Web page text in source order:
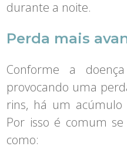
durante a noite.
Perda mais
Conforme a
provocando uma
rins, há um acúmulo
Por isso é comum
como: